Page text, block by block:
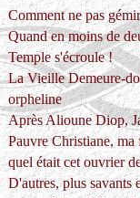
Comment ne pas
Quand en moins de
Temple s'écroule !
La Vieille Demeure-
orpheline
Après Alioune Diop,
Pauvre Christiane,
quel était cet ouvrier
D'autres, plus savants